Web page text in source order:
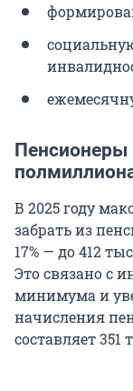
Пенсионеры
В 2025 году
забрать из
17% — до 412
Это связано с
минимума и
начисления
составляет 351